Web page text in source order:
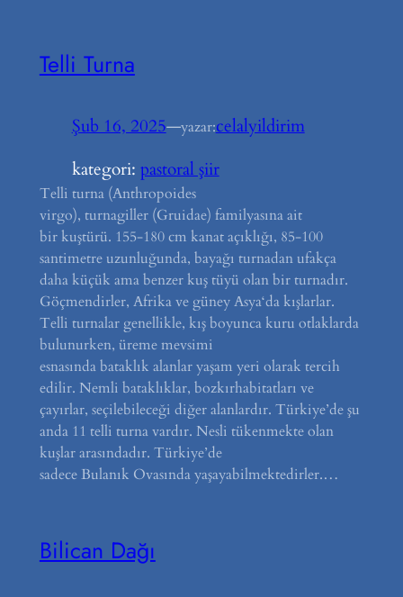
Telli Turna
Şub 16, 2025—yazar:celalyildirim
kategori: pastoral şiir
Telli turna (Anthropoides
virgo), turnagiller (Gruidae) familyasına ait
bir kuştürü. 155-180 cm kanat açıklığı, 85-100
santimetre uzunluğunda, bayağı turnadan ufakça
daha küçük ama benzer kuş tüyü olan bir turnadır.
Göçmendirler, Afrika ve güney Asya‘da kışlarlar.
Telli turnalar genellikle, kış boyunca kuru otlaklarda
bulunurken, üreme mevsimi
esnasında bataklık alanlar yaşam yeri olarak tercih
edilir. Nemli bataklıklar, bozkırhabitatları ve
çayırlar, seçilebileceği diğer alanlardır. Türkiye’de şu
anda 11 telli turna vardır. Nesli tükenmekte olan
kuşlar arasındadır. Türkiye’de
sadece Bulanık Ovasında yaşayabilmektedirler.…
Bilican Dağı